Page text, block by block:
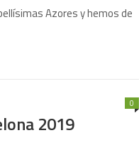
Azores y hemos de
2019
0